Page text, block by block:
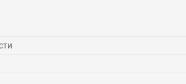
на внутренней поверхности трубной
проводника поверх